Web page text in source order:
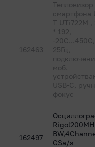
162463
Тепловизор
смартфона
T UTi722M ,
* 192,
-20C...450C,
25Гц,
моб.
USB-C,
фокус
162497
GSa/s